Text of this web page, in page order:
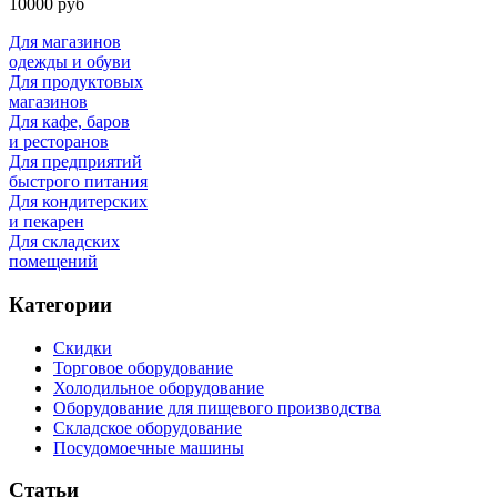
10000 руб
Для магазинов
одежды и обуви
Для продуктовых
магазинов
Для кафе, баров
и ресторанов
Для предприятий
быстрого питания
Для кондитерских
и пекарен
Для складских
помещений
Категории
Скидки
Торговое оборудование
Холодильное оборудование
Оборудование для пищевого производства
Складское оборудование
Посудомоечные машины
Статьи